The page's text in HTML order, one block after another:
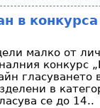
в
малко от
конкурс
в
се до 14..